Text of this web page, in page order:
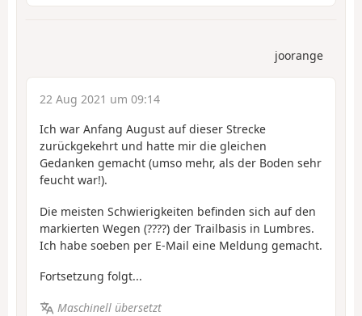
joorange
22 Aug 2021 um 09:14
Ich war Anfang August auf dieser Strecke
zurückgekehrt und hatte mir die gleichen
Gedanken gemacht (umso mehr, als der Boden sehr
feucht war!).
Die meisten Schwierigkeiten befinden sich auf den
markierten Wegen (????) der Trailbasis in Lumbres.
Ich habe soeben per E-Mail eine Meldung gemacht.
Fortsetzung folgt...
Maschinell übersetzt